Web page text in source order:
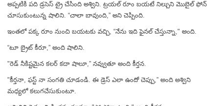
అప్పటికి పది డ్రసెస్ ట్రై చేసింది అశ్విని. ట్రయల్ రూం బయటే నిల్చుని మొబైల్ ఫోన్
చూసుకుంటున్న షాలిని. “చాలా బావుంది,” అని చెప్పింది.
ఇంతలో పక్క రూం నుంచి బయటకు వచ్చి, “నేను ఇది ఫైనల్ చేస్తున్నా," అంది.
“టూ బ్రైట్ కీరూ,” అంది షాలిని.
"రెడ్ నీకిష్టమైన కలర్ కదా షాలూ,” నవ్వుతూ అంది కీర్తన.
"కీర్తనా, ఫస్ట్ నా సంగతి చూడండి. ఈ డ్రెస్ ఎలా ఉందో చెప్పు,” అంది అశ్విని
మధ్యలో కలుగచేసుకుంటూ.